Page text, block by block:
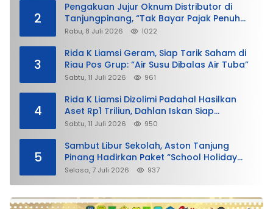
2
Pengakuan Jujur Oknum Distributor di
Tanjungpinang, “Tak Bayar Pajak Penuh
demi Untung”
Rabu, 8 Juli 2026 1022
3
Rida K Liamsi Geram, Siap Tarik Saham di
Riau Pos Grup: “Air Susu Dibalas Air Tuba”
Sabtu, 11 Juli 2026 961
4
Rida K Liamsi Dizolimi Padahal Hasilkan
Aset Rp1 Triliun, Dahlan Iskan Siap
Membela
Sabtu, 11 Juli 2026 950
5
Sambut Libur Sekolah, Aston Tanjung
Pinang Hadirkan Paket “School Holiday
Getaway”
Selasa, 7 Juli 2026 937